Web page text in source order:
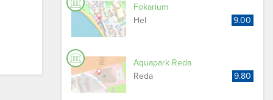
Fokarium
Hel
9.00
Aquapark Reda
Reda
9.80